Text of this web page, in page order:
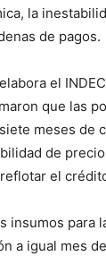
la
de pagos.
el
que las
meses de
de
el
insumos para
a igual mes